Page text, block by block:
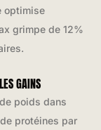
optimise
grimpe de 12%
GAINS
poids dans
protéines par